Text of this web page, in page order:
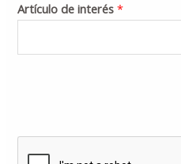
Artículo de interés*